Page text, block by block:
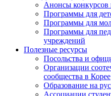
Анонсы конкурсов
Программы для
Программы для
Программы для
учреждений
Полезные ресурсы
Посольства и
Организации
сообщества в Корее
Образование на
Ассоциации